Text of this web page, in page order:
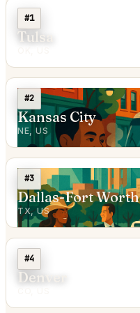
#1
Tulsa
#2
Kansas City
NE, US
#3
Dallas-Fort Worth
TX, US
#4
Denver